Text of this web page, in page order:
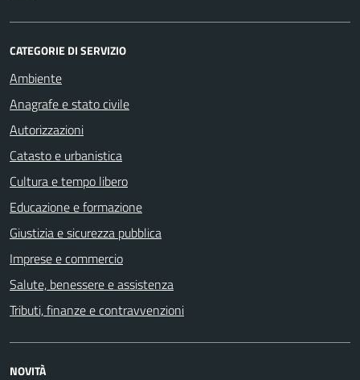
CATEGORIE DI SERVIZIO
Ambiente
Anagrafe e stato civile
Autorizzazioni
Catasto e urbanistica
Cultura e tempo libero
Educazione e formazione
Giustizia e sicurezza pubblica
Imprese e commercio
Salute, benessere e assistenza
Tributi, finanze e contravvenzioni
NOVITÀ